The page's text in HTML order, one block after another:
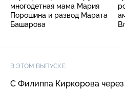
многодетная мама Мария
Порошина и развод Марата
Башарова
В ЭТОМ ВЫПУСКЕ:
С Филиппа Киркорова